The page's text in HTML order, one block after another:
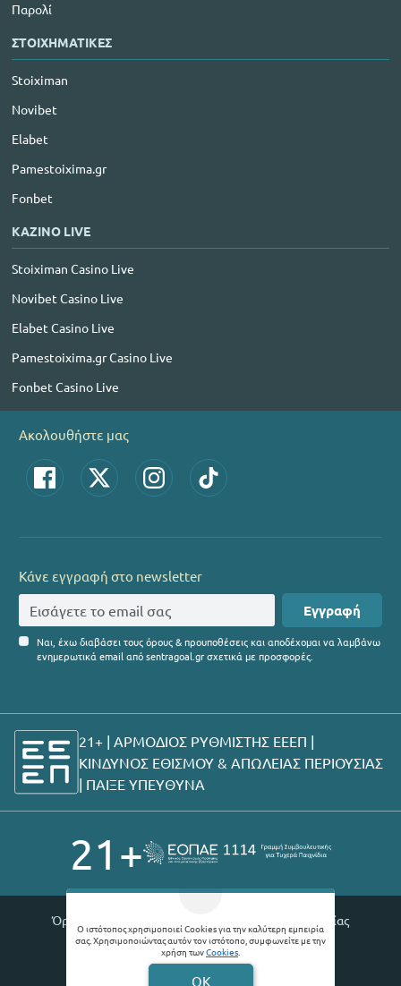
Ο ιστότοπος χρησιμοποιεί Cookies για την καλύτερη εμπειρία
σας. Χρησιμοποιώντας αυτόν τον ιστότοπο, συμφωνείτε με την
χρήση τωνCookies.
OK
Παρολί
ΣΤΟΙΧΗΜΑΤΙΚΕΣ
Stoiximan
Novibet
Elabet
Pamestoixima.gr
Fonbet
ΚΑΖΙΝΟ LIVE
Stoiximan Casino Live
Novibet Casino Live
Elabet Casino Live
Pamestoixima.gr Casino Live
Fonbet Casino Live
Ακολουθήστε μας
Κάνε εγγραφή στο newsletter
Εγγραφή
Ναι, έχω διαβάσει τους όρους & προυποθέσεις και αποδέχομαι να λαμβάνω
ενημερωτικά email από sentragoal.gr σχετικά με προσφορές.
21+ | ΑΡΜΟΔΙΟΣ ΡΥΘΜΙΣΤΗΣ ΕΕΕΠ |
ΚΙΝΔΥΝΟΣ ΕΘΙΣΜΟΥ & ΑΠΩΛΕΙΑΣ ΠΕΡΙΟΥΣΙΑΣ
| ΠΑΙΞΕ ΥΠΕΥΘΥΝΑ
21+
Όροι χρήσης |
Θέσεις εργασίας
© 2026 Sentragoal
Developed byDigital Winners